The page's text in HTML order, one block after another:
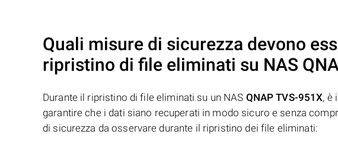
Quali misure di sicurezza devono
ripristino di file eliminati su NAS
Durante il ripristino di file eliminati su un NAS QNAP TVS-951X, è
garantire che i dati siano recuperati in modo sicuro e senza
di sicurezza da osservare durante il ripristino dei file eliminati: